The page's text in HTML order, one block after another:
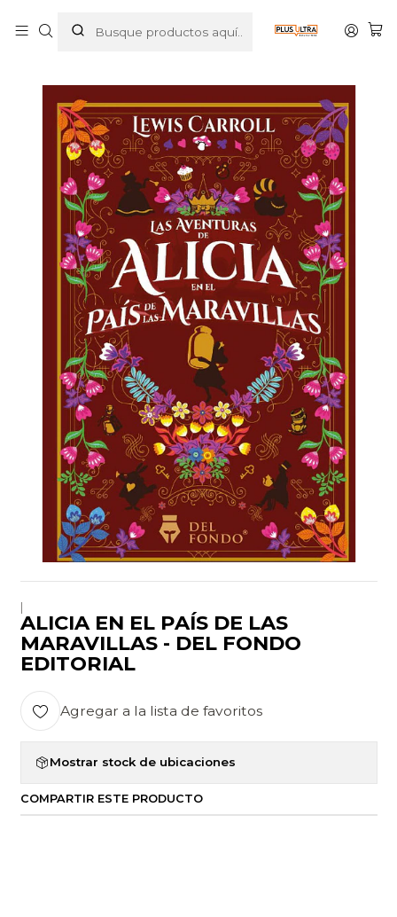
ALICIA EN EL PAÍS DE LAS MARAVILLAS - DEL FONDO
EDITORIAL
|
ALICIA EN EL PAÍS DE LAS
MARAVILLAS - DEL FONDO
EDITORIAL
Agregar a la lista de favoritos
Mostrar stock de ubicaciones
COMPARTIR ESTE PRODUCTO